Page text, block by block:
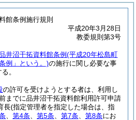
館条例施行規則
平成20年3月28日
教委規則第3号
井沼干拓資料館条例(平成20年松島町
例」という。)の施行に関し必要な事
。
の許可を受けようとする者は、利用し
までに品井沼干拓資料館利用許可申請
長(指定管理者を指定した場合は、指
第4条 第5条 第7条 第8条にお